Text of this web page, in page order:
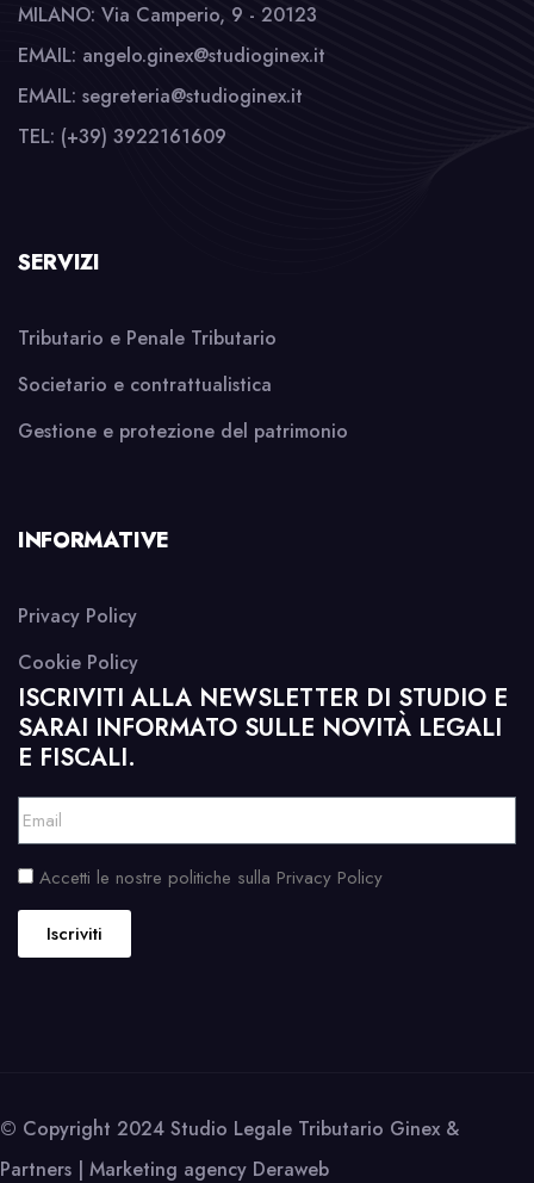
MILANO: Via Camperio, 9 - 20123
EMAIL: angelo.ginex@studioginex.it
EMAIL: segreteria@studioginex.it
TEL: (+39) 3922161609
SERVIZI
Tributario e Penale Tributario
Societario e contrattualistica
Gestione e protezione del patrimonio
INFORMATIVE
Privacy Policy
Cookie Policy
ISCRIVITI ALLA NEWSLETTER DI STUDIO E
SARAI INFORMATO SULLE NOVITÀ LEGALI
E FISCALI.
Accetti le nostre politiche sulla Privacy Policy
Iscriviti
© Copyright 2024 Studio Legale Tributario Ginex &
Partners | Marketing agency Deraweb